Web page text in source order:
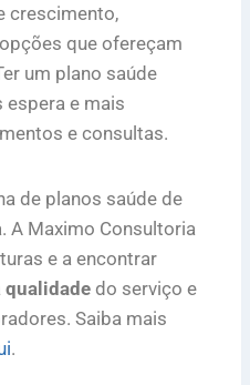
crescimento,
que ofereçam
um plano saúde
e mais
e consultas.
de planos saúde de
A Maximo Consultoria
e a encontrar
qualidade do serviço e
Saiba mais
.